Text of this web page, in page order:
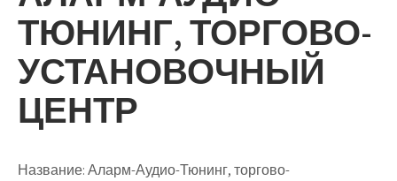
ТЮНИНГ, ТОРГОВО-
УСТАНОВОЧНЫЙ
ЦЕНТР
Название:Аларм-Аудио-Тюнинг, торгово-